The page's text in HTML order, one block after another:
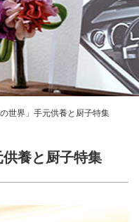
の世界」手元供養と厨子特集
供養と厨子特集